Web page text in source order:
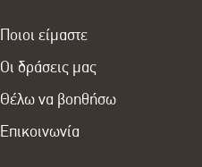
Ποιοι είμαστε
Οι δράσεις μας
Θέλω να βοηθήσω
Επικοινωνία